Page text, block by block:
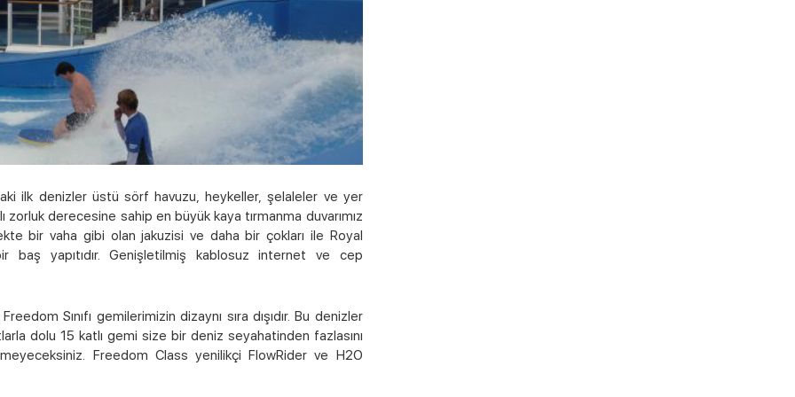
ilk denizler üstü sörf havuzu, heykeller, şelaleler ve yer
derecesine sahip en büyük kaya tırmanma duvarımız
bir vaha gibi olan jakuzisi ve daha bir çokları ile Royal
baş yapıtıdır. Genişletilmiş kablosuz internet ve cep
Sınıfı gemilerimizin dizaynı sıra dışıdır. Bu denizler
dolu 15 katlı gemi size bir deniz seyahatinden fazlasını
Freedom Class yenilikçi FlowRider ve H2O